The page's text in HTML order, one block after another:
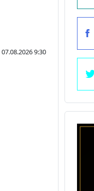
07.08.2026 9:30